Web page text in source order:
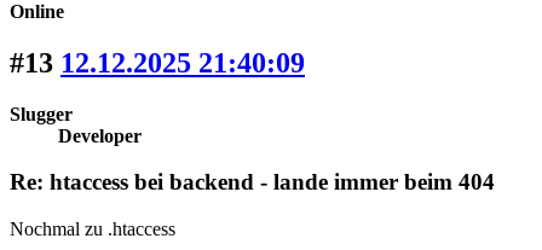
Online
#13 12.12.2025 21:40:09
Slugger
Developer
Re: htaccess bei backend - lande immer beim 404
Nochmal zu .htaccess